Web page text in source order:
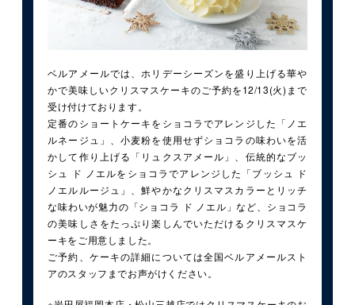
ベルアメールでは、ホリデーシーズンを盛り上げる華や
かで美味しいクリスマスケーキのご予約を12/13(火)まで
受け付けております。
定番のショートケーキをショコラでアレンジした「ノエ
ルネージュ」、小麦粉を使用せずショコラの味わいを活
かして作り上げる「リュクスアメール」、伝統的なブッ
シュ ド ノエルをショコラでアレンジした「ブッシュ ド
ノエルルージュ」、鮮やかなクリスマスカラーとリッチ
な味わいが魅力の「ショコラ ド ノエル」など、ショコラ
の美味しさをたっぷり楽しんでいただけるクリスマスケ
ーキをご用意しました。
ご予約、ケーキの詳細については全国ベルアメールスト
アのスタッフまでお声がけください。